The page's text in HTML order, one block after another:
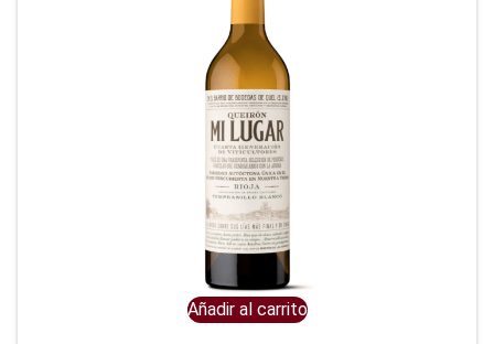
Añadir al carrito